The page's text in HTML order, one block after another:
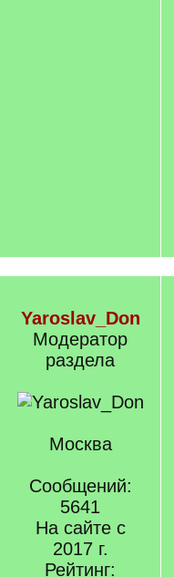
Yaroslav_Don
Модератор
раздела
Москва
Сообщений:
5641
На сайте с
2017 г.
Рейтинг: